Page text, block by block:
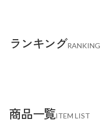
ランキングRANKING
商品一覧ITEM LIST